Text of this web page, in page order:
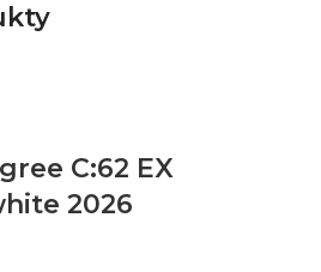
C:62 EX
2026